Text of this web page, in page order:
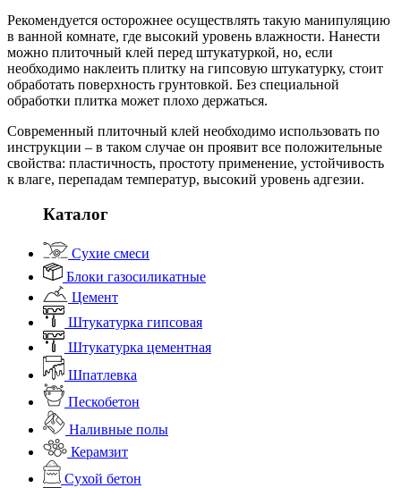
Рекомендуется осторожнее осуществлять такую манипуляцию
в ванной комнате, где высокий уровень влажности. Нанести
можно плиточный клей перед штукатуркой, но, если
необходимо наклеить плитку на гипсовую штукатурку, стоит
обработать поверхность грунтовкой. Без специальной
обработки плитка может плохо держаться.
Современный плиточный клей необходимо использовать по
инструкции – в таком случае он проявит все положительные
свойства: пластичность, простоту применение, устойчивость
к влаге, перепадам температур, высокий уровень адгезии.
Каталог
Сухие смеси
Блоки газосиликатные
Цемент
Штукатурка гипсовая
Штукатурка цементная
Шпатлевка
Пескобетон
Наливные полы
Керамзит
Сухой бетон